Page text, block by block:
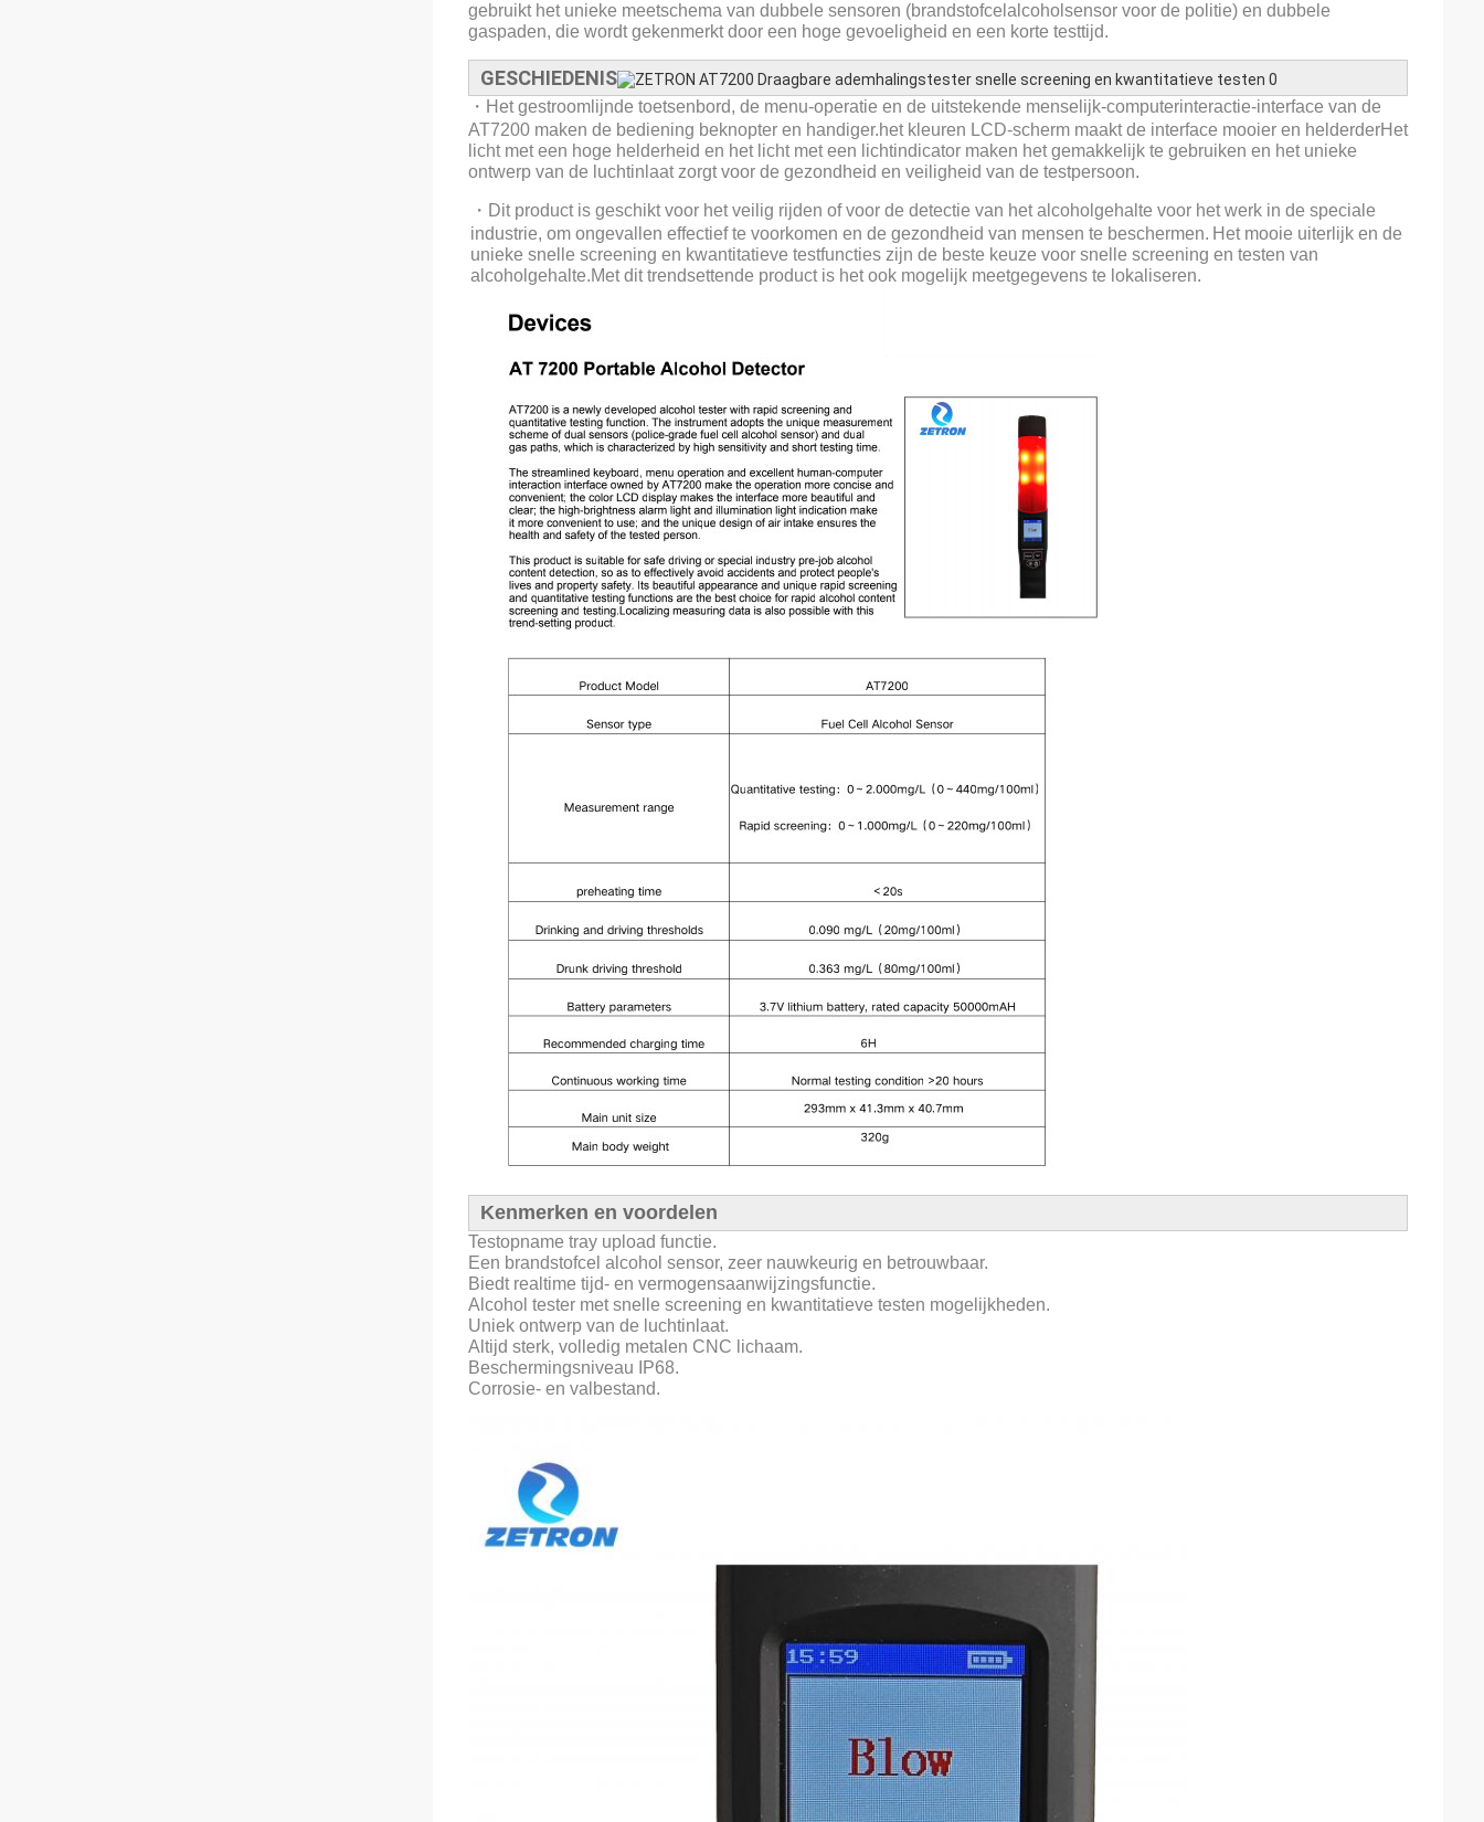
gebruikt het unieke meetschema van dubbele sensoren (brandstofcelalcoholsensor voor de politie) en dubbele
gaspaden, die wordt gekenmerkt door een hoge gevoeligheid en een korte testtijd.
GESCHIEDENIS
・ Het gestroomlijnde toetsenbord, de menu-operatie en de uitstekende menselijk-computerinteractie-interface van de
AT7200 maken de bediening beknopter en handiger.het kleuren LCD-scherm maakt de interface mooier en helderderHet
licht met een hoge helderheid en het licht met een lichtindicator maken het gemakkelijk te gebruiken en het unieke
ontwerp van de luchtinlaat zorgt voor de gezondheid en veiligheid van de testpersoon.
・ Dit product is geschikt voor het veilig rijden of voor de detectie van het alcoholgehalte voor het werk in de speciale
industrie, om ongevallen effectief te voorkomen en de gezondheid van mensen te beschermen. Het mooie uiterlijk en de
unieke snelle screening en kwantitatieve testfuncties zijn de beste keuze voor snelle screening en testen van
alcoholgehalte.Met dit trendsettende product is het ook mogelijk meetgegevens te lokaliseren.
Kenmerken en voordelen
Testopname tray upload functie.
Een brandstofcel alcohol sensor, zeer nauwkeurig en betrouwbaar.
Biedt realtime tijd- en vermogensaanwijzingsfunctie.
Alcohol tester met snelle screening en kwantitatieve testen mogelijkheden.
Uniek ontwerp van de luchtinlaat.
Altijd sterk, volledig metalen CNC lichaam.
Beschermingsniveau IP68.
Corrosie- en valbestand.